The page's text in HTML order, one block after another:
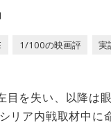
1/100の映画評 実
目を失い、以降は
リア内戦取材中に